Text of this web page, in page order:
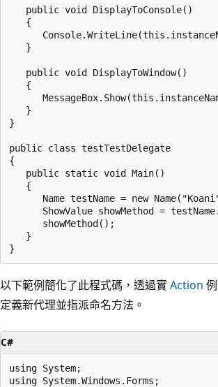
   public void DisplayToConsole()
   {
   }
   public void DisplayToWindow()
   {
   }
}
public class testTestDelegate
{
   public static void Main()
   {
Name testName = new
ShowValue showMethod =
      showMethod();
   }
以下範例簡化了此程式碼，透過實Action
定義新代理並指派命名方法。
C#
using System;
using System.Windows.Forms;